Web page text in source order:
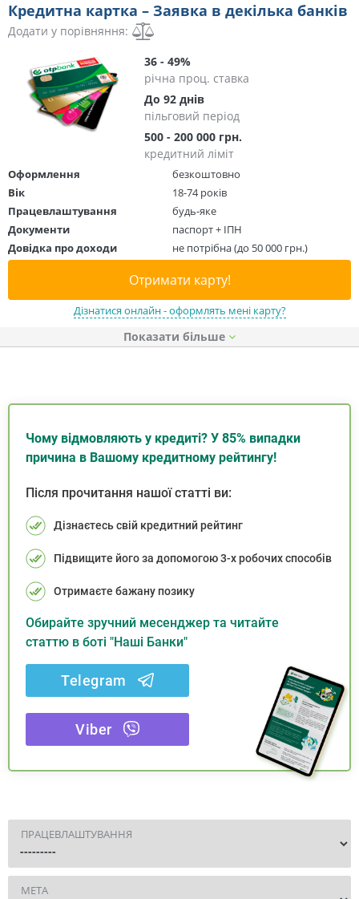
Кредитна картка – Заявка в декілька банків
Додати у порівняння:
36 - 49%
річна проц. ставка
До 92 днів
пільговий період
500 - 200 000 грн.
кредитний ліміт
Оформлення
безкоштовно
Вік
18-74 років
Працевлаштування
будь-яке
Документи
паспорт + ІПН
Довідка про доходи
не потрібна (до 50 000 грн.)
Отримати карту!
Дізнатися онлайн - оформлять мені карту?
Показати
Чому відмовляють у кредиті? У 85% випадки
причина в Вашому кредитному рейтингу!
Після прочитання нашої статті ви:
Дізнаєтесь свій кредитний рейтинг
Підвищите його за допомогою 3-х робочих способів
Отримаєте бажану позику
Обирайте зручний месенджер та читайте
статтю в боті "Наші Банки"
Telegram
Viber
ПРАЦЕВЛАШТУВАННЯ
МЕТА